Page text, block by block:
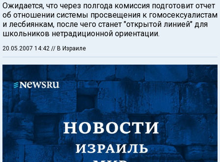
Ожидается, что через полгода комиссия подготовит отчет
об отношении системы просвещения к гомосексуалистам
и лесбиянкам, после чего станет "открытой линией" для
школьников нетрадиционной ориентации.
20.05.2007 14:42 // В Израиле